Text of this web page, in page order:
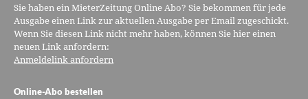
Sie haben ein MieterZeitung Online Abo? Sie bekommen für jede
Ausgabe einen Link zur aktuellen Ausgabe per Email zugeschickt.
Wenn Sie diesen Link nicht mehr haben, können Sie hier einen
neuen Link anfordern:
Anmeldelink anfordern
Online-Abo bestellen